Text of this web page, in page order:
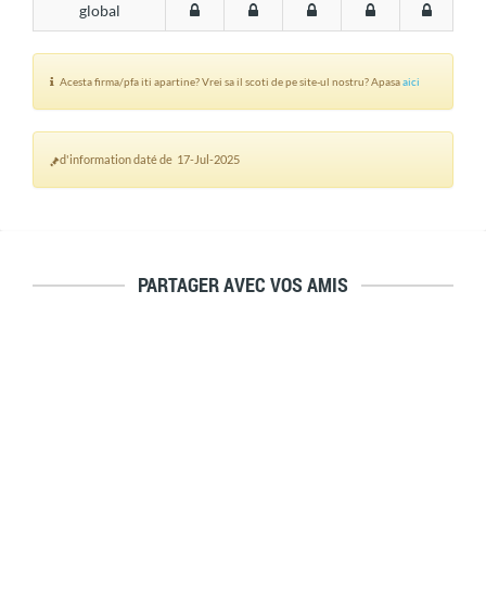
global
Acesta firma/pfa iti apartine? Vrei sa il scoti de pe site-ul nostru? Apasaaici
d'information daté de 17-Jul-2025
PARTAGER AVEC VOS AMIS